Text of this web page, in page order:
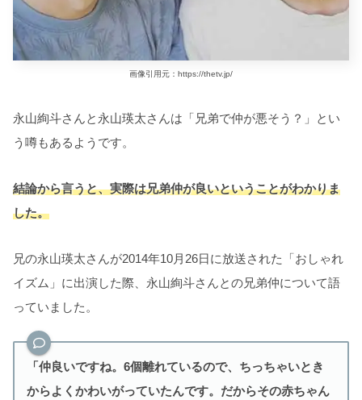
画像引用元：https://thetv.jp/
永山絢斗さんと永山瑛太さんは「兄弟で仲が悪そう？」とい
う噂もあるようです。
結論から言うと、実際は兄弟仲が良いということがわかりま
した。
兄の永山瑛太さんが2014年10月26日に放送された「おしゃれ
イズム」に出演した際、永山絢斗さんとの兄弟仲について語
っていました。
「仲良いですね。6個離れているので、ちっちゃいとき
からよくかわいがっていたんです。だからその赤ちゃん